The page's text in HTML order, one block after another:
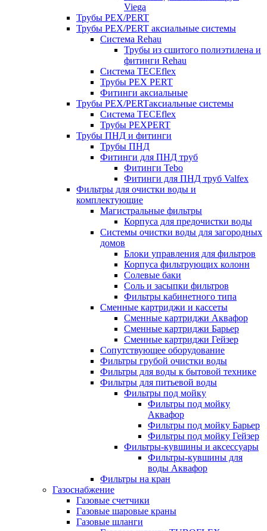
Viega
Трубы PEX/PERT
Трубы PEX/PERT аксиальные системы
Система Rehau
Трубы из сшитого полиэтилена и
фитинги Rehau
Система TECEflex
Трубы PEX PERT
Фитинги аксиальные
Трубы PEX/PERTаксиальные системы
Система TECEflex
Трубы PEXPERT
Трубы ПНД и фитинги
Трубы ПНД
Фитинги для ПНД труб
Фитинги Tebo
Фитинги для ПНД труб Valfex
Фильтры для очистки воды и
комплектующие
Магистральные фильтры
Корпуса для предочистки воды
Системы очистки воды для загородных
домов
Блоки управления для фильтров
Корпуса фильтрующих колонн
Солевые баки
Соль и засыпки фильтров
Фильтры кабинетного типа
Сменные картриджи и кассеты
Сменные картриджи Аквафор
Сменные картриджи Барьер
Сменные картриджи Гейзер
Сопутствующее оборудование
Фильтры грубой очистки воды
Фильтры для воды к бытовой технике
Фильтры для питьевой воды
Фильтры под мойку
Фильтры под мойку
Аквафор
Фильтры под мойку Барьер
Фильтры под мойку Гейзер
Фильтры-кувшины и аксессуары
Фильтры-кувшины для
воды Аквафор
Фильтры на кран
Газоснабжение
Газовые счетчики
Газовые шаровые краны
Газовые шланги